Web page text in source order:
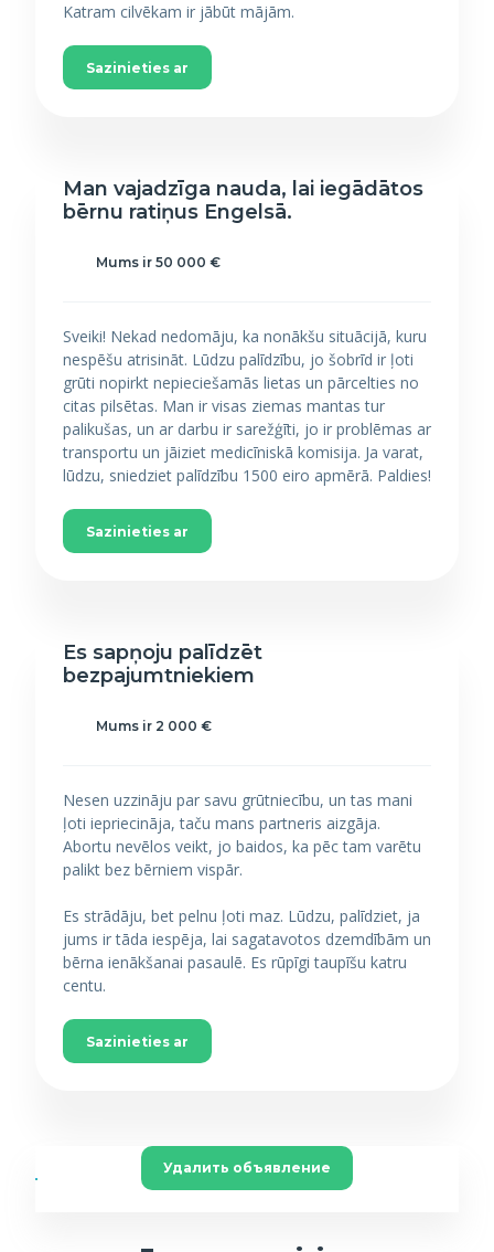
Katram cilvēkam ir jābūt mājām.
Sazinieties ar
Man vajadzīga nauda, lai iegādātos
bērnu ratiņus Engelsā.
Mums ir 50 000 €
Sveiki! Nekad nedomāju, ka nonākšu situācijā, kuru
nespēšu atrisināt. Lūdzu palīdzību, jo šobrīd ir ļoti
grūti nopirkt nepieciešamās lietas un pārcelties no
citas pilsētas. Man ir visas ziemas mantas tur
palikušas, un ar darbu ir sarežģīti, jo ir problēmas ar
transportu un jāiziet medicīniskā komisija. Ja varat,
lūdzu, sniedziet palīdzību 1500 eiro apmērā. Paldies!
Sazinieties ar
Es sapņoju palīdzēt
bezpajumtniekiem
Mums ir 2 000 €
Nesen uzzināju par savu grūtniecību, un tas mani
ļoti iepriecināja, taču mans partneris aizgāja.
Abortu nevēlos veikt, jo baidos, ka pēc tam varētu
palikt bez bērniem vispār.
Es strādāju, bet pelnu ļoti maz. Lūdzu, palīdziet, ja
jums ir tāda iespēja, lai sagatavotos dzemdībām un
bērna ienākšanai pasaulē. Es rūpīgi taupīšu katru
centu.
Sazinieties ar
Удалить объявление